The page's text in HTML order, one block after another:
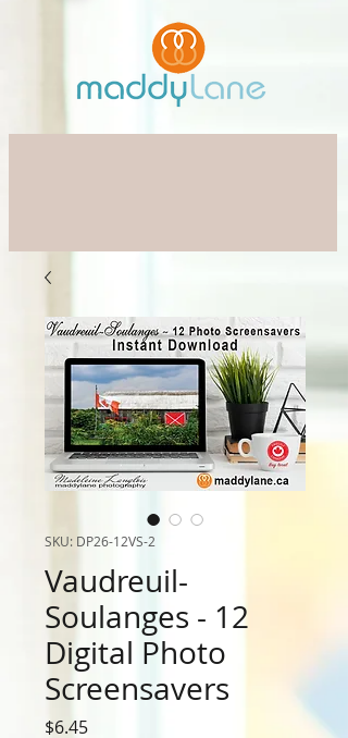
SKU: DP26-12VS-2
Vaudreuil-
Soulanges - 12
Digital Photo
Screensavers
$6.45Price